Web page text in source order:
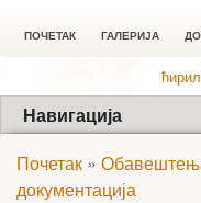
ПОЧЕТАК ГАЛЕРИЈА
Навигација
Почетак »
документација